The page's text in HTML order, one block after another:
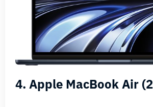
4. Apple MacBook Air